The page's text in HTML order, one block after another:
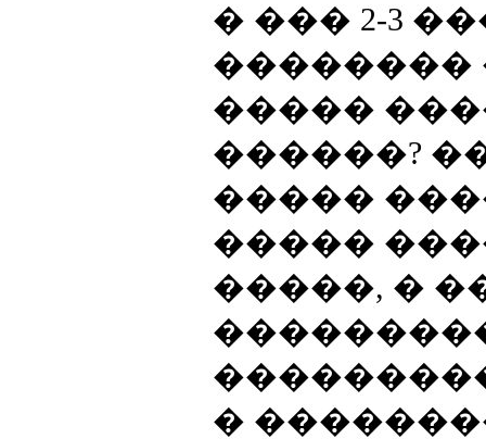
� ��� 2-3
��������
�����
������?
�����
�����
�����, �
�